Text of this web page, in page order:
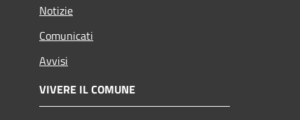
Notizie
Comunicati
Avvisi
VIVERE IL COMUNE